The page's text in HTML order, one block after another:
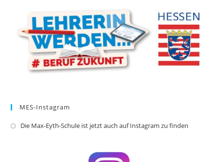
tab
MES-Instagram
Die Max-Eyth-Schule ist jetzt auch auf Instagram zu finden